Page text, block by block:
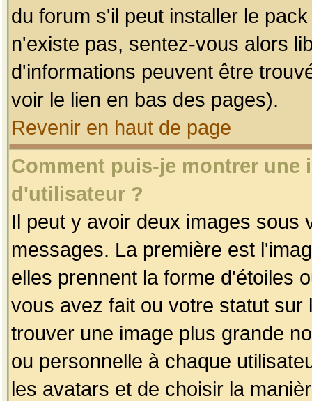
du forum s'il peut installer le
n'existe pas, sentez-vous alors
d'informations peuvent être
voir le lien en bas des pages).
Revenir en haut de page
Comment puis-je montrer une
d'utilisateur ?
Il peut y avoir deux images sous
messages. La première est
elles prennent la forme d'étoiles
vous avez fait ou votre statut
trouver une image plus grande
ou personnelle à chaque
les avatars et de choisir la